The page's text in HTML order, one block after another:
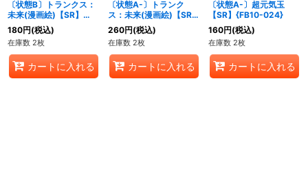
〔状態B〕トランクス：
未来(漫画絵)【SR】
{SB02-012}
180円(税込)
在庫数 2枚
カートに入れる
〔状態A-〕トランク
ス：未来(漫画絵)【SR】
{SB02-012}
260円(税込)
在庫数 2枚
カートに入れる
〔状態A-〕超元気玉
【SR】{FB10-024}
160円(税込)
在庫数 2枚
カートに入れる